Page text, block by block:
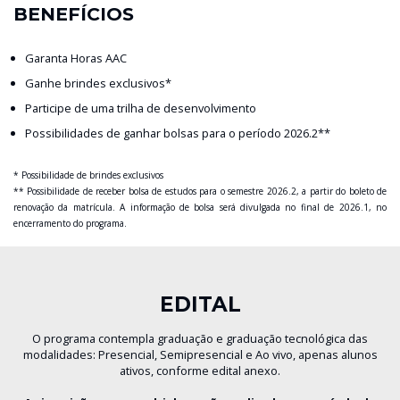
BENEFÍCIOS
Garanta Horas AAC
Ganhe brindes exclusivos*
Participe de uma trilha de desenvolvimento
Possibilidades de ganhar bolsas para o período 2026.2**
* Possibilidade de brindes exclusivos
** Possibilidade de receber bolsa de estudos para o semestre 2026.2, a partir do boleto de
renovação da matrícula. A informação de bolsa será divulgada no final de 2026.1, no
encerramento do programa.
EDITAL
O programa contempla graduação e graduação tecnológica das
modalidades: Presencial, Semipresencial e Ao vivo, apenas alunos
ativos, conforme edital anexo.